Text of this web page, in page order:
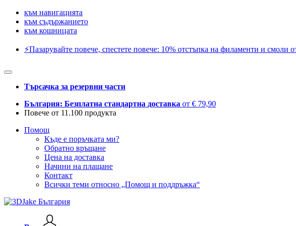
към навигацията
към съдържанието
към кошницата
⚡️Пазарувайте повече, спестете повече: 10% отстъпка на филаменти и смоли
Търсачка за резервни части
България: Безплатна стандартна доставка от € 79,90
Повече от 11.100 продукта
Помощ
Къде е поръчката ми?
Обратно връщане
Цена на доставка
Начини на плащане
Контакт
Всички теми относно „Помощ и поддръжка“